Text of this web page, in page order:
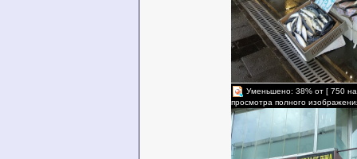
Уменьшено: 38% от [ 750
просмотра полного